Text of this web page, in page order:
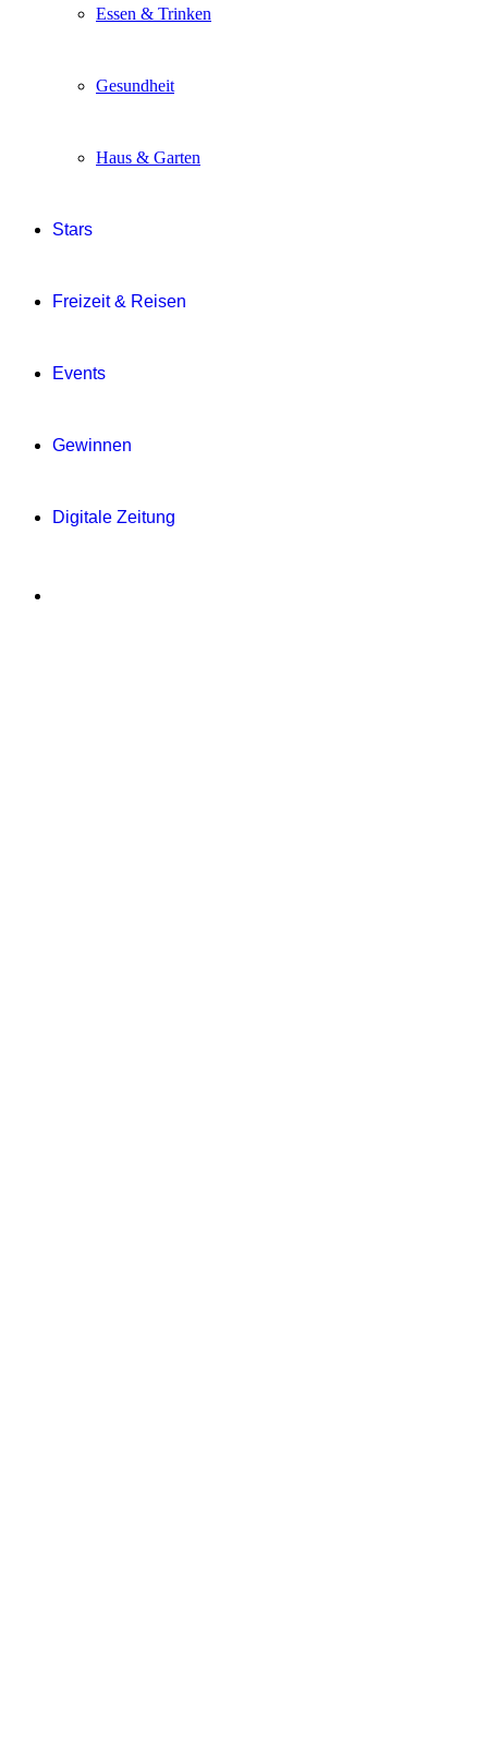
Essen & Trinken
Gesundheit
Haus & Garten
Stars
Freizeit & Reisen
Events
Gewinnen
Digitale Zeitung